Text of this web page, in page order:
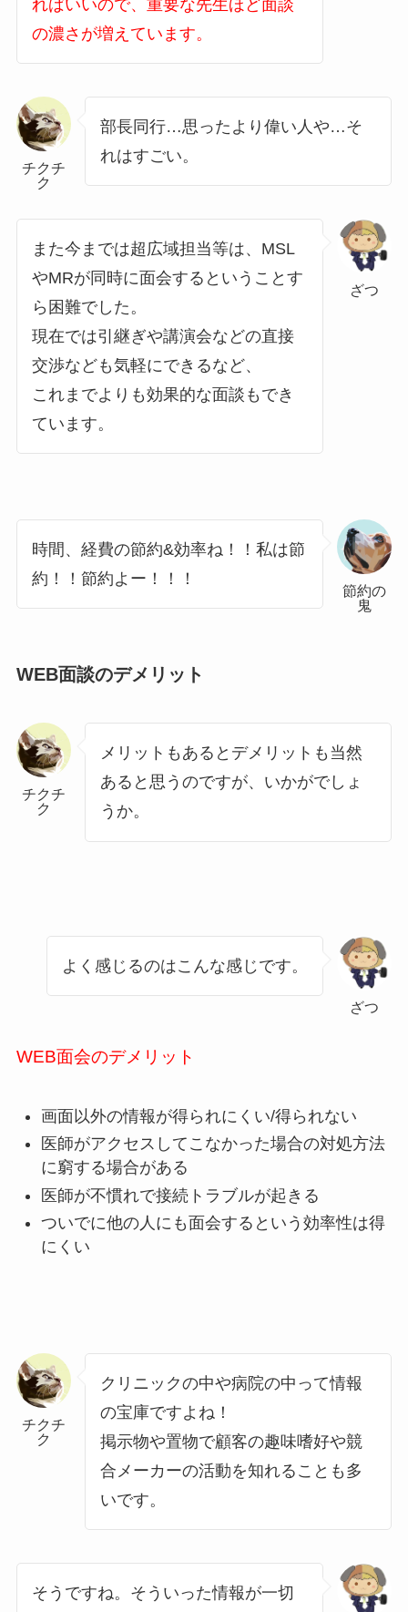
ればいいので、重要な先生ほど面談
の濃さが増えています。
チクチ
ク
部長同行…思ったより偉い人や…そ
れはすごい。
ざつ
また今までは超広域担当等は、MSL
やMRが同時に面会するということす
ら困難でした。
現在では引継ぎや講演会などの直接
交渉なども気軽にできるなど、
これまでよりも効果的な面談もでき
ています。
節約の
鬼
時間、経費の節約&効率ね！！私は節
約！！節約よー！！！
WEB面談のデメリット
チクチ
ク
メリットもあるとデメリットも当然
あると思うのですが、いかがでしょ
うか。
ざつ
よく感じるのはこんな感じです。
WEB面会のデメリット
画面以外の情報が得られにくい/得られない
医師がアクセスしてこなかった場合の対処方法
に窮する場合がある
医師が不慣れで接続トラブルが起きる
ついでに他の人にも面会するという効率性は得
にくい
チクチ
ク
クリニックの中や病院の中って情報
の宝庫ですよね！
掲示物や置物で顧客の趣味嗜好や競
合メーカーの活動を知れることも多
いです。
そうですね。そういった情報が一切